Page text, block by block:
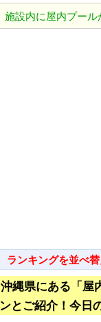
施設内に屋内プール
ランキングを並べ
沖縄県にある「屋
ンとご紹介！今日